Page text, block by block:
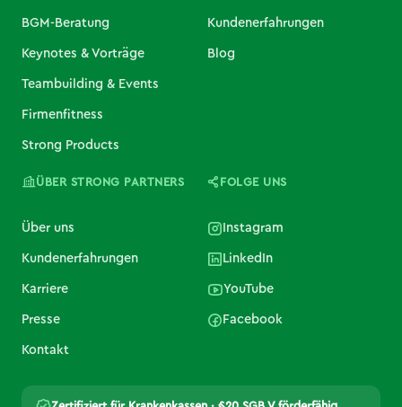
BGM-Beratung
Keynotes & Vorträge
Teambuilding & Events
Firmenfitness
Strong Products
Kundenerfahrungen
Blog
ÜBER STRONG PARTNERS
Über uns
Kundenerfahrungen
Karriere
Presse
Kontakt
FOLGE UNS
Instagram
LinkedIn
YouTube
Facebook